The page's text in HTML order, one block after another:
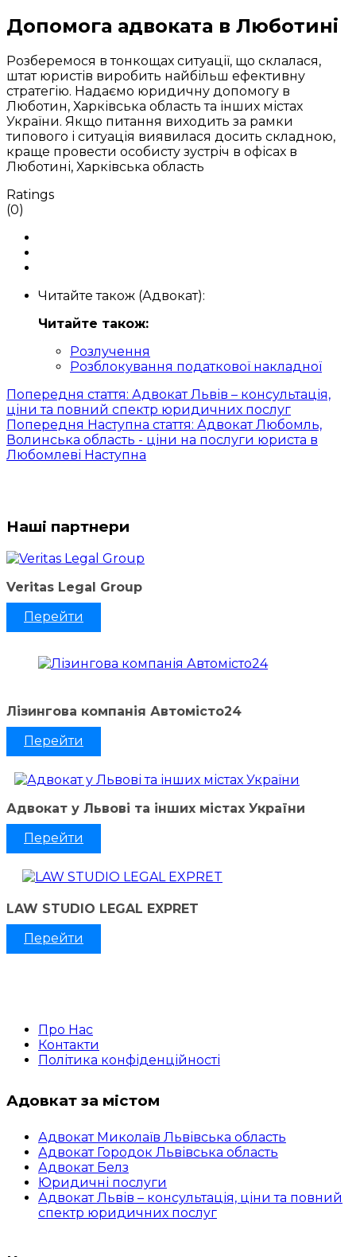
Допомога адвоката в Люботині
Розберемося в тонкощах ситуації, що склалася,
штат юристів виробить найбільш ефективну
стратегію. Надаємо юридичну допомогу в
Люботин, Харківська область та інших містах
України. Якщо питання виходить за рамки
типового і ситуація виявилася досить складною,
краще провести особисту зустріч в офісах в
Люботині, Харківська область
Ratings
(0)
Читайте також (Адвокат):
Читайте також:
Розлучення
Розблокування податкової накладної
Попередня стаття: Адвокат Львів – консультація,
ціни та повний спектр юридичних послуг
Попередня Наступна стаття: Адвокат Любомль,
Волинська область - ціни на послуги юриста в
Любомлеві Наступна
Наші партнери
Veritas Legal Group
Перейти
Лізингова компанія Автомісто24
Перейти
Адвокат у Львові та інших містах України
Перейти
LAW STUDIO LEGAL EXPRET
Перейти
Про Нас
Контакти
Політика конфіденційності
Адовкат за містом
Адвокат Миколаїв Львівська область
Адвокат Городок Львівська область
Адвокат Белз
Юридичні послуги
Адвокат Львів – консультація, ціни та повний
спектр юридичних послуг